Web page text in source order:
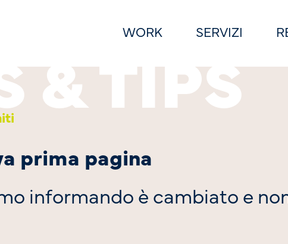
WORK SERVIZI
prima pagina
informando è cambiato e